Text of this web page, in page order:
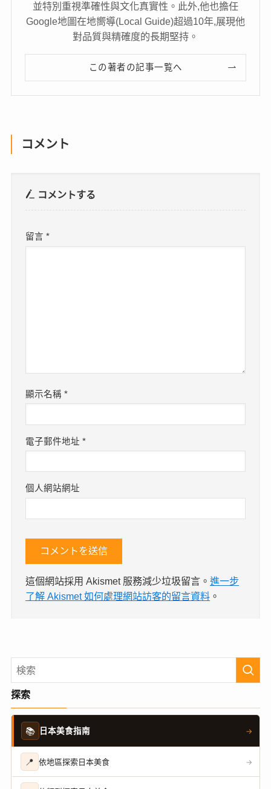
並特別重視準確性與文化真實性。此外,他也擔任
Google地圖在地嚮導(Local Guide)超過10年,展現他
對品質與精確度的長期堅持。
この著者の記事一覧へ
コメント
コメントする
留言*
顯示名稱*
電子郵件地址*
個人網站網址
這個網站採用 Akismet 服務減少垃圾留言。進一步
了解 Akismet 如何處理網站訪客的留言資料 。
探索
📚 日本美食指南 →
📍 依地區探索日本美食 →